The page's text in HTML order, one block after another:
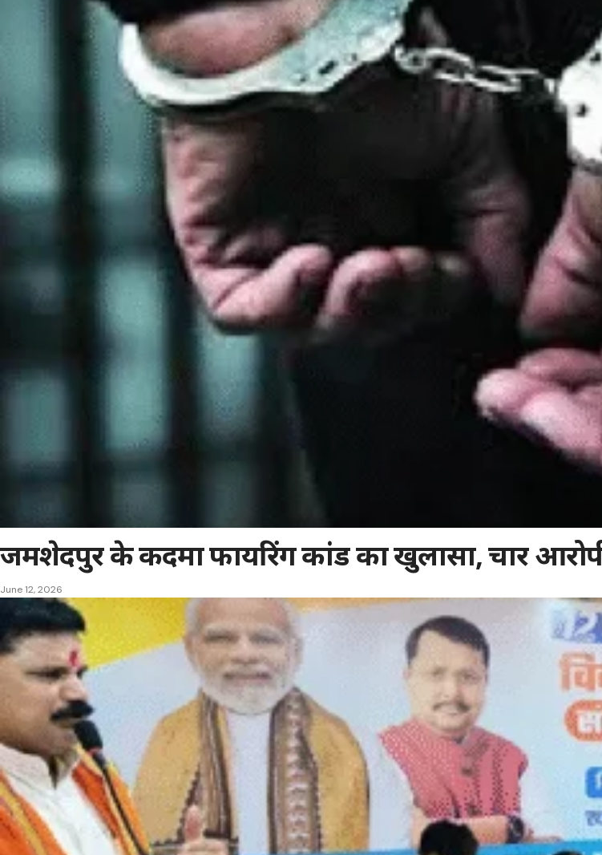
जमशेदपुर के कदमा फायरिंग कांड का खुलासा, चार
June 12, 2026